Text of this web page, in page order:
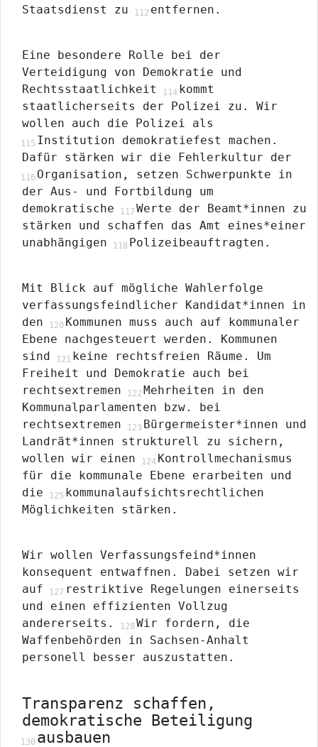
Staatsdienst zu
entfernen.
Eine besondere Rolle bei der
Verteidigung von Demokratie und
Rechtsstaatlichkeit
kommt
staatlicherseits der Polizei zu. Wir
wollen auch die Polizei als
Institution demokratiefest machen.
Dafür stärken wir die Fehlerkultur der
Organisation, setzen Schwerpunkte in
der Aus- und Fortbildung um
demokratische
Werte der Beamt*innen zu
stärken und schaffen das Amt eines*einer
unabhängigen
Polizeibeauftragten.
Mit Blick auf mögliche Wahlerfolge
verfassungsfeindlicher Kandidat*innen in
den
Kommunen muss auch auf kommunaler
Ebene nachgesteuert werden. Kommunen
sind
keine rechtsfreien Räume. Um
Freiheit und Demokratie auch bei
rechtsextremen
Mehrheiten in den
Kommunalparlamenten bzw. bei
rechtsextremen
Bürgermeister*innen und
Landrät*innen strukturell zu sichern,
wollen wir einen
Kontrollmechanismus
für die kommunale Ebene erarbeiten und
die
kommunalaufsichtsrechtlichen
Möglichkeiten stärken.
Wir wollen Verfassungsfeind*innen
konsequent entwaffnen. Dabei setzen wir
auf
restriktive Regelungen einerseits
und einen effizienten Vollzug
andererseits.
Wir fordern, die
Waffenbehörden in Sachsen-Anhalt
personell besser auszustatten.
Transparenz schaffen,
demokratische Beteiligung
ausbauen